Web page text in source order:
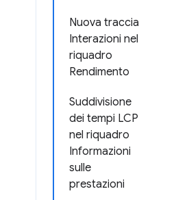
Nuova traccia
Interazioni nel
riquadro
Rendimento
Suddivisione
dei tempi LCP
nel riquadro
Informazioni
sulle
prestazioni